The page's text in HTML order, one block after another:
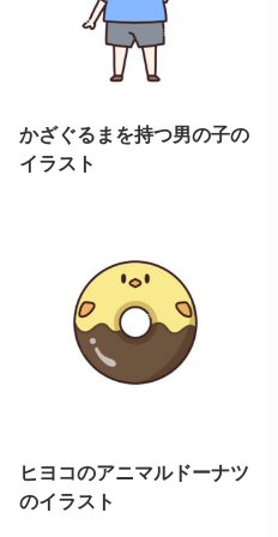
かざぐるまを持つ男の子の
イラスト
ヒヨコのアニマルドーナツ
のイラスト